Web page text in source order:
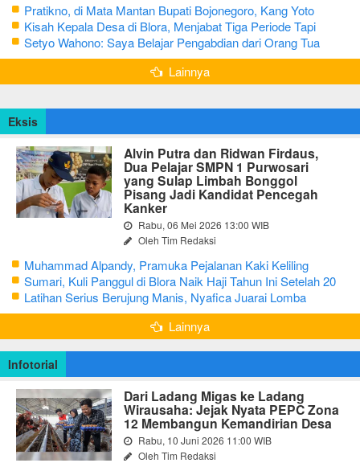
Pratikno, di Mata Mantan Bupati Bojonegoro, Kang Yoto
Kisah Kepala Desa di Blora, Menjabat Tiga Periode Tapi
Masih Hidup Sederhana
Setyo Wahono: Saya Belajar Pengabdian dari Orang Tua
Lainnya
Eksis
Alvin Putra dan Ridwan Firdaus,
Dua Pelajar SMPN 1 Purwosari
yang Sulap Limbah Bonggol
Pisang Jadi Kandidat Pencegah
Kanker
Rabu, 06 Mei 2026 13:00 WIB
Oleh Tim Redaksi
Muhammad Alpandy, Pramuka Pejalanan Kaki Keliling
Nusantara dengan Misi Literasi Budaya
Sumari, Kuli Panggul di Blora Naik Haji Tahun Ini Setelah 20
Tahun Sisihkan Uang Receh
Latihan Serius Berujung Manis, Nyafica Juarai Lomba
Bertutur tentang Nilai Hidup Orang Samin
Lainnya
Infotorial
Dari Ladang Migas ke Ladang
Wirausaha: Jejak Nyata PEPC Zona
12 Membangun Kemandirian Desa
Rabu, 10 Juni 2026 11:00 WIB
Oleh Tim Redaksi